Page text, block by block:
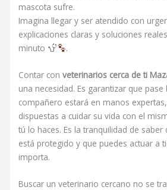
mascota sufre.
Imagina llegar y ser atendido con
explicaciones claras y soluciones
minuto
.
Contar conveterinarios cerca de ti
una necesidad. Es garantizar que
compañero estará en manos
dispuestas a cuidar su vida con el
tú lo haces. Es la tranquilidad de
está protegido y que puedes actuar a
importa.
Buscar un veterinario cercano no se